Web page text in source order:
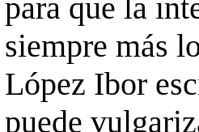
para que la
siempre más
López Ibor
puede